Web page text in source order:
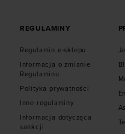
REGULAMINY
Regulamin e-sklepu
Informacja o zmianie
Regulaminu
Polityka prywatności
Inne regulaminy
Informacja dotycząca
sankcji